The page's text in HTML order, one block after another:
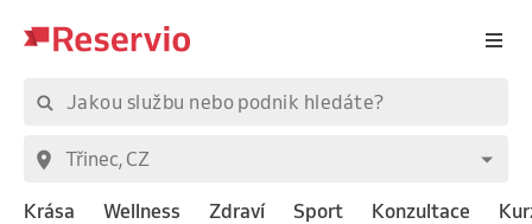
Krása Wellness Zdraví Sport Konzultace